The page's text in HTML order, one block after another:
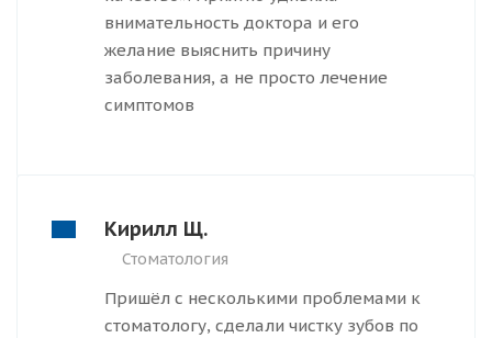
внимательность доктора и его
желание выяснить причину
заболевания, а не просто лечение
симптомов
Кирилл Щ.
Стоматология
Пришёл с несколькими проблемами к
стоматологу, сделали чистку зубов по